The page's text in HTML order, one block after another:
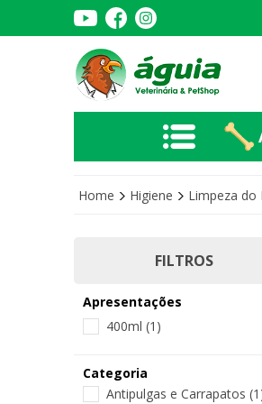
Home Higiene Limpeza do
FILTROS
Apresentações
400ml (1)
Categoria
Antipulgas e Carrapatos